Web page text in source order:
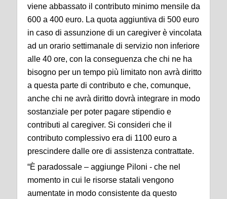
viene abbassato il contributo minimo mensile da
600 a 400 euro. La quota aggiuntiva di 500 euro
in caso di assunzione di un caregiver è vincolata
ad un orario settimanale di servizio non inferiore
alle 40 ore, con la conseguenza che chi ne ha
bisogno per un tempo più limitato non avrà diritto
a questa parte di contributo e che, comunque,
anche chi ne avrà diritto dovrà integrare in modo
sostanziale per poter pagare stipendio e
contributi al caregiver. Si consideri che il
contributo complessivo era di 1100 euro a
prescindere dalle ore di assistenza contrattate.
“È paradossale – aggiunge Piloni - che nel
momento in cui le risorse statali vengono
aumentate in modo consistente da questo